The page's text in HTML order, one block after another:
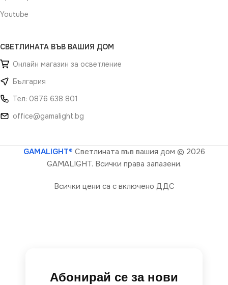
Youtube
СВЕТЛИНАТА ВЪВ ВАШИЯ ДОМ
Онлайн магазин за осветление
България
Тел: 0876 638 801
office@gamalight.bg
GAMALIGHT® Светлината във вашия дом © 2026
GAMALIGHT. Всички права запазени.
Всички цени са с включено ДДС
Абонирай се за нови